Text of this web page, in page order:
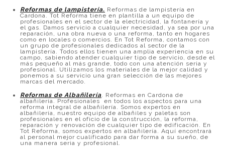
Reformas de lampistería. Reformas de lampistería en
Cardona. Tot Reforma tiene en plantilla a un equipo de
profesionales en el sector de la electricidad, la fontanería y
el gas. Damos servicio a cualquier necesidad, ya sea por una
reparación, una obra nueva o una reforma, tanto en hogares
como en locales o comercios. En Tot Reforma, contamos con
un grupo de profesionales dedicados al sector de la
lampistería. Todos ellos tienen una amplia experiencia en su
campo, sabiendo atender cualquier tipo de servicio, desde el
más pequeño al más grande, todo con una atención seria y
profesional. Utilizamos los materiales de la mejor calidad y
ponemos a su servicio una gran selección de las mejores
marcas del mercado.
Reformas de Albañilería. Reformas en Cardona de
albañilería. Profesionales en todos los aspectos para una
reforma integral de albañilería. Somos expertos en
albañilería, nuestro equipo de albañiles y paletas son
profesionales en el oficio de la construcción, la reforma,
reparación y renovación de cualquier tipo de edificación. En
Tot Reforma, somos expertos en albañilería. Aquí encontrará
al personal mejor cualificado para dar forma a su sueño, de
una manera seria y profesional.